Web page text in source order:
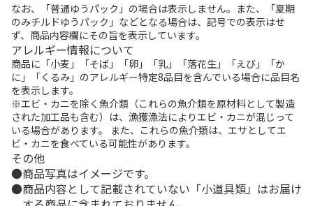
なお、「普通ゆうパック」の場合は表示しません。また、「夏期
のみチルドゆうパック」などとなる場合は、記号での表示はせ
ず、商品内容欄にその旨を表示しています。
アレルギー情報について
商品に「小麦」「そば」「卵」「乳」「落花生」「えび」「か
に」「くるみ」のアレルギー特定8品目を含んでいる場合に品目名
を表示します。
※エビ・カニを除く魚介類（これらの魚介類を原材料として製造
された加工品も含む）は、漁獲漁法によりエビ・カニが混じって
いる場合があります。 また、これらの魚介類は、エサとしてエ
ビ・カニを食べている可能性があります。
その他
商品写真はイメージです。
商品内容として記載されていない「小道具類」はお届け